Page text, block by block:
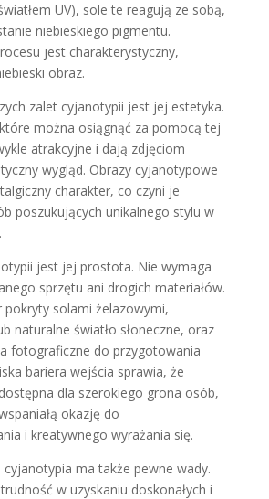
UV), sole te reagują ze sobą,
niebieskiego pigmentu.
jest charakterystyczny,
obraz.
zalet cyjanotypii jest jej estetyka.
można osiągnąć za pomocą tej
atrakcyjne i dają zdjęciom
wygląd. Obrazy cyjanotypowe
charakter, co czyni je
poszukujących unikalnego stylu w
jest jej prostota. Nie wymaga
sprzętu ani drogich materiałów.
pokryty solami żelazowymi,
naturalne światło słoneczne, oraz
fotograficzne do przygotowania
bariera wejścia sprawia, że
dla szerokiego grona osób,
okazję do
i kreatywnego wyrażania się.
ma także pewne wady.
w uzyskaniu doskonałych i